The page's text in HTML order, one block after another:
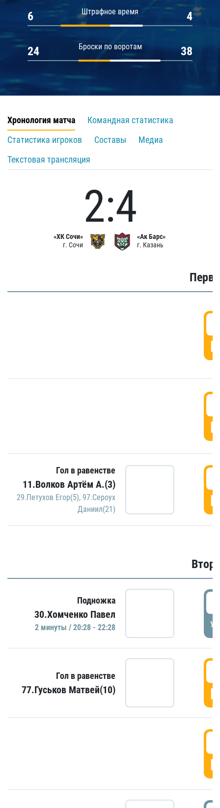
Штрафное время
6 4
Броски по воротам
24 38
Хронология матча
Командная статистика
Статистика игроков
Составы
Медиа
Текстовая трансляция
«ХК Сочи»
г. Сочи
2:4
«Ак Барс»
г. Казань
Гол в равенстве
11.Волков Артём А.(3)
29.Петухов Егор(5), 97.Сероух
Даниил(21)
Подножка
30.Хомченко Павел
2 минуты / 20:28 - 22:28
Гол в равенстве
77.Гуськов Матвей(10)